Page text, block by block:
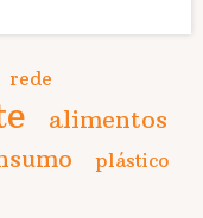
rede
alimentos
plástico